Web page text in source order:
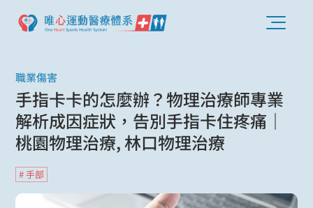
職業傷害
手指卡卡的怎麼辦？物理治療師專業
解析成因症狀，告別手指卡住疼痛｜
桃園物理治療, 林口物理治療
# 手部